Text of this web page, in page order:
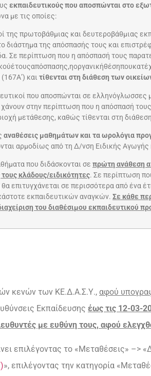
εκπαιδευτικούς που αποσπώνται στο
με τις οποίες:
της πρωτοβάθμιας και δευτεροβάθμιας
διάστημα της απόσπασής τους και
Σε περίπτωση που η απόσπασή τους
και τίθενται στη διάθεση των
που αποσπώνται σε
στην περίπτωση που η απόσπασή
μετάθεσης, καθώς τίθενται στη
αναθέσεις μαθημάτων και τα ωρολόγια
αρμοδίως από τη Δ/νση Ειδικής
που διδάσκονται σε πρώτη ανάθεση
κλάδους/ειδικότητες. Σε περίπτωση
επιτυγχάνεται σε περισσότερα από ένα
εκπαιδευτικών αναγκών. Σε κάθε
του διαθέσιμου εκπαιδευτικού
κενών των ΚΕ.Δ.Α.Σ.Υ., αφού
Εκπαίδευσης έως τις 12-03-
με ευθύνη τους, αφού
επιλέγοντας το «Μεταθέσεις» –>
», επιλέγοντας την κατηγορία